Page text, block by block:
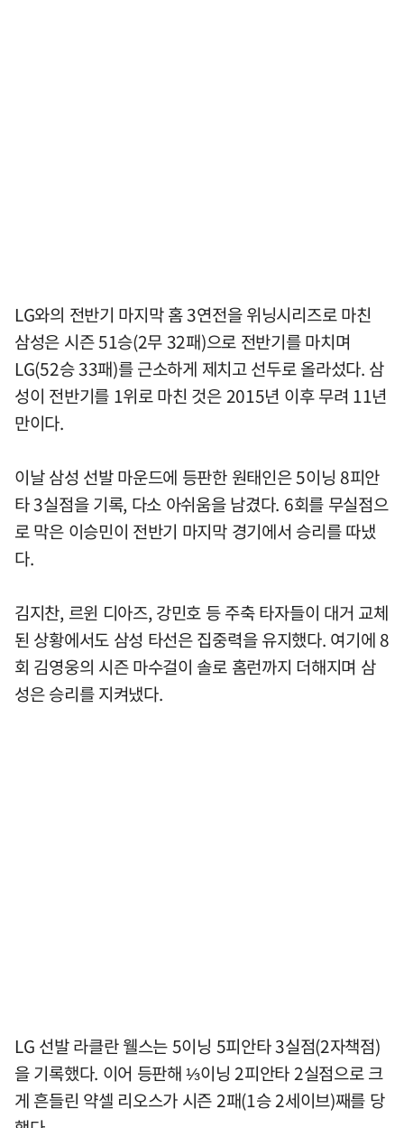
LG와의 전반기 마지막 홈 3연전을 위닝시리즈로 마친
삼성은 시즌 51승(2무 32패)으로 전반기를 마치며
LG(52승 33패)를 근소하게 제치고 선두로 올라섰다. 삼
성이 전반기를 1위로 마친 것은 2015년 이후 무려 11년
만이다.
이날 삼성 선발 마운드에 등판한 원태인은 5이닝 8피안
타 3실점을 기록, 다소 아쉬움을 남겼다. 6회를 무실점으
로 막은 이승민이 전반기 마지막 경기에서 승리를 따냈
다.
김지찬, 르윈 디아즈, 강민호 등 주축 타자들이 대거 교체
된 상황에서도 삼성 타선은 집중력을 유지했다. 여기에 8
회 김영웅의 시즌 마수걸이 솔로 홈런까지 더해지며 삼
성은 승리를 지켜냈다.
LG 선발 라클란 웰스는 5이닝 5피안타 3실점(2자책점)
을 기록했다. 이어 등판해 ⅓이닝 2피안타 2실점으로 크
게 흔들린 약셀 리오스가 시즌 2패(1승 2세이브)째를 당